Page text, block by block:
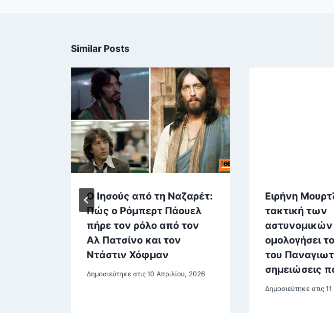
Similar Posts
Ο Ιησούς από τη Ναζαρέτ:
Πώς ο Ρόμπερτ Πάουελ
πήρε τον ρόλο από τον
Αλ Πατσίνο και τον
Ντάστιν Χόφμαν
Δημοσιεύτηκε στις10 Απριλίου, 2026
Ειρήνη
τακτική των
αστυνομικών
ομολογήσει
του
σημειώσεις
Δημοσιεύτηκε στις